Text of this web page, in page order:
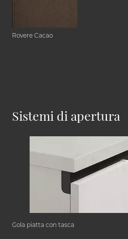
Rovere Cacao
Sistemi di apertura
Gola piatta con tasca